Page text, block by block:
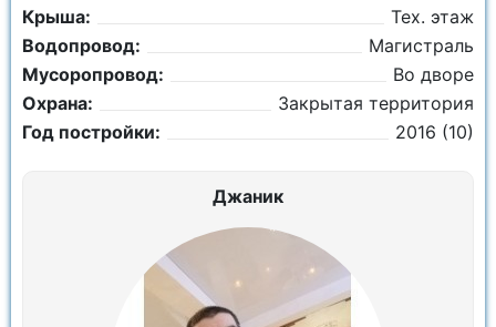
Крыша:
Тех. этаж
Водопровод:
Магистраль
Мусоропровод:
Во дворе
Охрана:
Закрытая территория
Год постройки:
2016 (10)
Джаник